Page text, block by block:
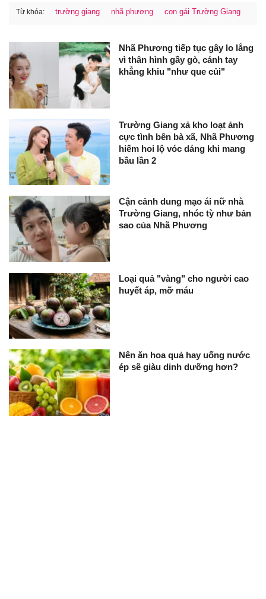
Từ khóa: trường giang nhã phương con gái Trường Giang
Nhã Phương tiếp tục gây lo lắng
vì thân hình gầy gò, cánh tay
khẳng khiu "như que củi"
Trường Giang xả kho loạt ảnh
cực tình bên bà xã, Nhã Phương
hiếm hoi lộ vóc dáng khi mang
bầu lần 2
Cận cảnh dung mạo ái nữ nhà
Trường Giang, nhóc tỳ như bản
sao của Nhã Phương
Loại quả "vàng" cho người cao
huyết áp, mỡ máu
Nên ăn hoa quả hay uống nước
ép sẽ giàu dinh dưỡng hơn?